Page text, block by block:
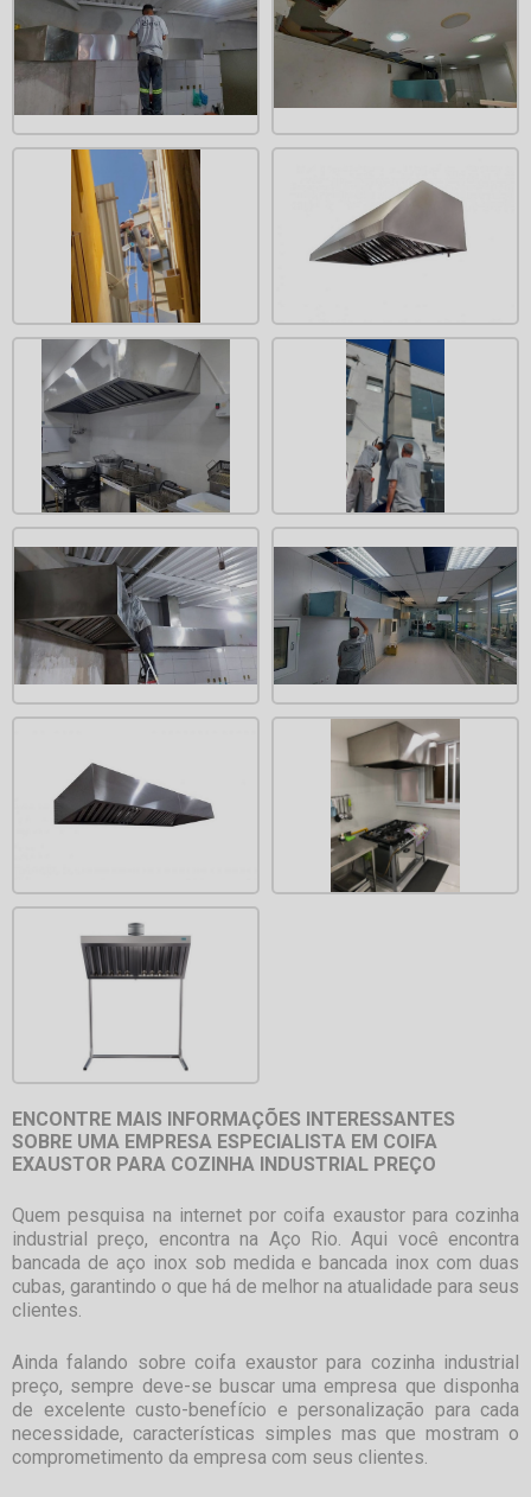
ENCONTRE MAIS INFORMAÇÕES INTERESSANTES
SOBRE UMA EMPRESA ESPECIALISTA EM COIFA
EXAUSTOR PARA COZINHA INDUSTRIAL PREÇO
Quem pesquisa na internet porcoifa exaustor para cozinha
industrial preço, encontra na Aço Rio. Aqui você encontra
bancada de aço inox sob medida e bancada inox com duas
cubas, garantindo o que há de melhor na atualidade para seus
clientes.
Ainda falando sobrecoifa exaustor para cozinha industrial
preço, sempre deve-se buscar uma empresa que disponha
de excelente custo-benefício e personalização para cada
necessidade, características simples mas que mostram o
comprometimento da empresa com seus clientes.